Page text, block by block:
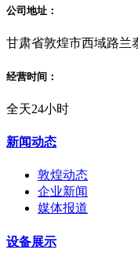
公司地址：
甘肃省敦煌市西域路兰
经营时间：
全天24小时
新闻动态
敦煌动态
企业新闻
媒体报道
设备展示